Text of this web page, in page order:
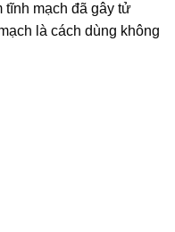
tĩnh mạch đã gây tử
là cách dùng không